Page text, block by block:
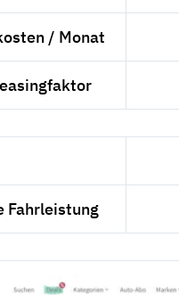
/ Monat
Fahrleistung